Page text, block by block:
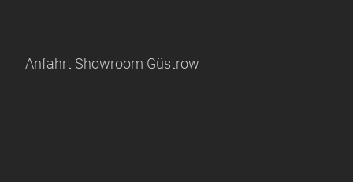
Anfahrt Showroom Güstrow